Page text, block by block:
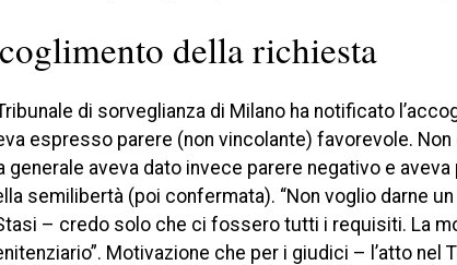
della richiesta
di sorveglianza di Milano ha notificato
espresso parere (non vincolante) favorevole.
aveva dato invece parere negativo e
semilibertà (poi confermata). “Non voglio darne
– credo solo che ci fossero tutti i requisiti. La
Motivazione che per i giudici – l’atto nel